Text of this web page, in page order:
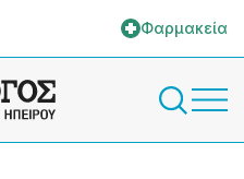
Φαρμακεία